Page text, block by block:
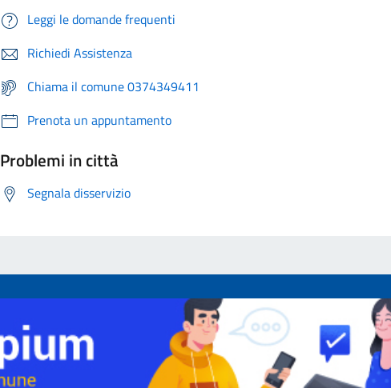
Leggi le domande frequenti
Richiedi Assistenza
Chiama il comune 0374349411
Prenota un appuntamento
Problemi in città
Segnala disservizio